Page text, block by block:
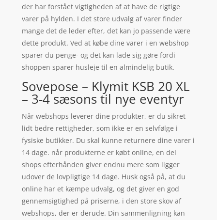
der har forstået vigtigheden af at have de rigtige
varer på hylden. I det store udvalg af varer finder
mange det de leder efter, det kan jo passende være
dette produkt. Ved at købe dine varer i en webshop
sparer du penge- og det kan lade sig gøre fordi
shoppen sparer husleje til en almindelig butik.
Sovepose – Klymit KSB 20 XL
– 3-4 sæsons til nye eventyr
Når webshops leverer dine produkter, er du sikret
lidt bedre rettigheder, som ikke er en selvfølge i
fysiske butikker. Du skal kunne returnere dine varer i
14 dage. når produkterne er købt online, en del
shops efterhånden giver endnu mere som ligger
udover de lovpligtige 14 dage. Husk også på, at du
online har et kæmpe udvalg, og det giver en god
gennemsigtighed på priserne, i den store skov af
webshops, der er derude. Din sammenligning kan